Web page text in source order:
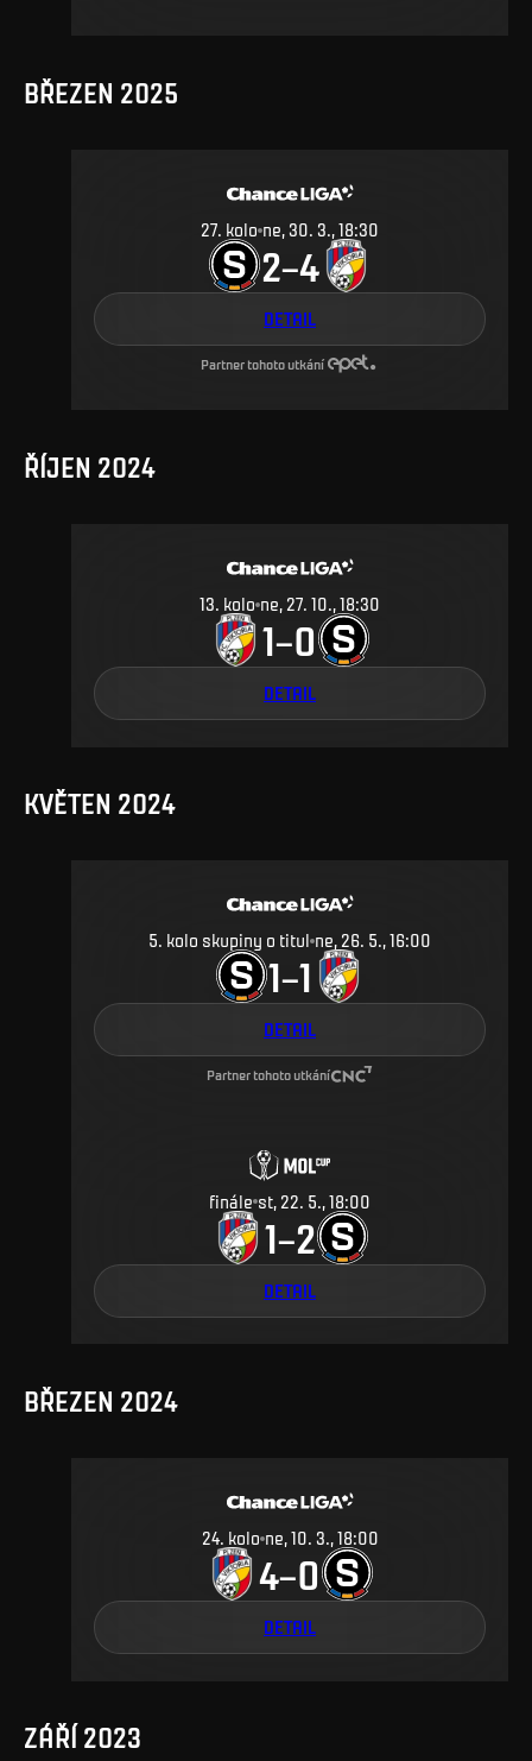
BŘEZEN 2025
27. kolo ne, 30. 3., 18:30
2–4
DETAIL
Partner tohoto utkání
ŘÍJEN 2024
13. kolo ne, 27. 10., 18:30
1–0
DETAIL
KVĚTEN 2024
5. kolo skupiny o titul ne, 26. 5., 16:00
1–1
DETAIL
Partner tohoto utkání
finále st, 22. 5., 18:00
1–2
DETAIL
BŘEZEN 2024
24. kolo ne, 10. 3., 18:00
4–0
DETAIL
ZÁŘÍ 2023